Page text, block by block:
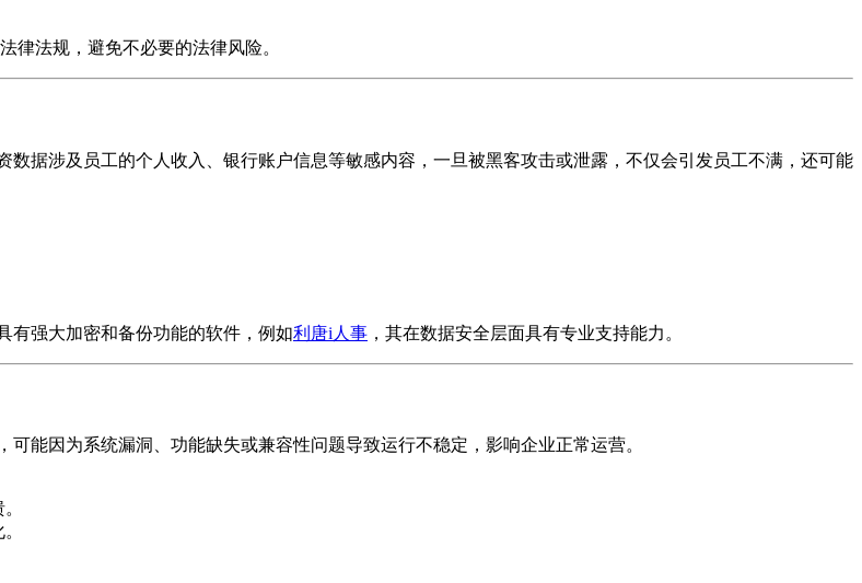
律法规，避免不必要的法律风险。
据涉及员工的个人收入、银行账户信息等敏感内容，一旦被黑客攻击或泄露，不仅会引发员工不满，还可能
有强大加密和备份功能的软件，例如利唐i人事 ，其在数据安全层面具有专业支持能力。
能因为系统漏洞、功能缺失或兼容性问题导致运行不稳定，影响企业正常运营。